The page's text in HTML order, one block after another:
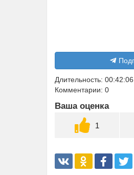
Длительность: 00:42:06
Комментарии: 0
Ваша оценка
1